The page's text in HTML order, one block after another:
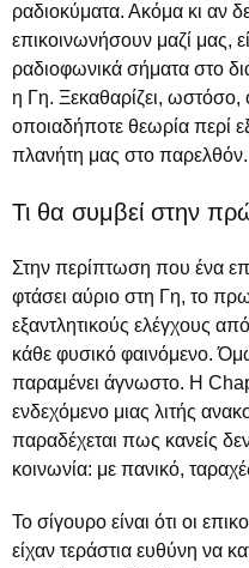
ραδιοκύματα. Ακόμα κι αν
επικοινωνήσουν μαζί μας,
ραδιοφωνικά σήματα στο
η Γη. Ξεκαθαρίζει, ωστόσο,
οποιαδήποτε θεωρία περί
πλανήτη μας στο παρελθόν.
Τι θα συμβεί στην
Στην περίπτωση που ένα
φτάσει αύριο στη Γη, το
εξαντλητικούς ελέγχους
κάθε φυσικό φαινόμενο.
παραμένει άγνωστο. Η
ενδεχόμενο μιας λιτής
παραδέχεται πως κανείς
κοινωνία: με πανικό,
Το σίγουρο είναι ότι οι
είχαν τεράστια ευθύνη να